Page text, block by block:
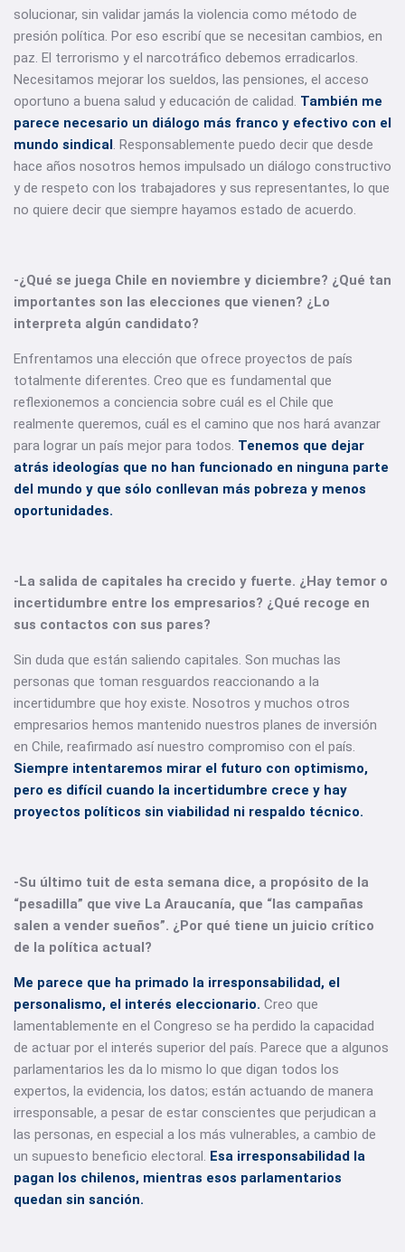
solucionar, sin validar jamás la violencia como método de
presión política. Por eso escribí que se necesitan cambios, en
paz. El terrorismo y el narcotráfico debemos erradicarlos.
Necesitamos mejorar los sueldos, las pensiones, el acceso
oportuno a buena salud y educación de calidad. También me
parece necesario un diálogo más franco y efectivo con el
mundo sindical. Responsablemente puedo decir que desde
hace años nosotros hemos impulsado un diálogo constructivo
y de respeto con los trabajadores y sus representantes, lo que
no quiere decir que siempre hayamos estado de acuerdo.
-¿Qué se juega Chile en noviembre y diciembre? ¿Qué tan
importantes son las elecciones que vienen? ¿Lo
interpreta algún candidato?
Enfrentamos una elección que ofrece proyectos de país
totalmente diferentes. Creo que es fundamental que
reflexionemos a conciencia sobre cuál es el Chile que
realmente queremos, cuál es el camino que nos hará avanzar
para lograr un país mejor para todos. Tenemos que dejar
atrás ideologías que no han funcionado en ninguna parte
del mundo y que sólo conllevan más pobreza y menos
oportunidades.
-La salida de capitales ha crecido y fuerte. ¿Hay temor o
incertidumbre entre los empresarios? ¿Qué recoge en
sus contactos con sus pares?
Sin duda que están saliendo capitales. Son muchas las
personas que toman resguardos reaccionando a la
incertidumbre que hoy existe. Nosotros y muchos otros
empresarios hemos mantenido nuestros planes de inversión
en Chile, reafirmado así nuestro compromiso con el país.
Siempre intentaremos mirar el futuro con optimismo,
pero es difícil cuando la incertidumbre crece y hay
proyectos políticos sin viabilidad ni respaldo técnico.
-Su último tuit de esta semana dice, a propósito de la
“pesadilla” que vive La Araucanía, que “las campañas
salen a vender sueños”. ¿Por qué tiene un juicio crítico
de la política actual?
Me parece que ha primado la irresponsabilidad, el
personalismo, el interés eleccionario. Creo que
lamentablemente en el Congreso se ha perdido la capacidad
de actuar por el interés superior del país. Parece que a algunos
parlamentarios les da lo mismo lo que digan todos los
expertos, la evidencia, los datos; están actuando de manera
irresponsable, a pesar de estar conscientes que perjudican a
las personas, en especial a los más vulnerables, a cambio de
un supuesto beneficio electoral. Esa irresponsabilidad la
pagan los chilenos, mientras esos parlamentarios
quedan sin sanción.